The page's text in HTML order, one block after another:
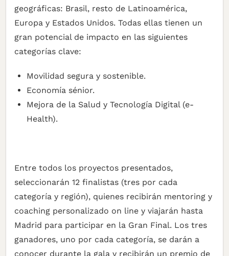
geográficas: Brasil, resto de Latinoamérica,
Europa y Estados Unidos. Todas ellas tienen un
gran potencial de impacto en las siguientes
categorías clave:
Movilidad segura y sostenible.
Economía sénior.
Mejora de la Salud y Tecnología Digital (e-
Health).
Entre todos los proyectos presentados,
seleccionarán 12 finalistas (tres por cada
categoría y región), quienes recibirán mentoring y
coaching personalizado on line y viajarán hasta
Madrid para participar en la Gran Final. Los tres
ganadores, uno por cada categoría, se darán a
conocer durante la gala y recibirán un premio de